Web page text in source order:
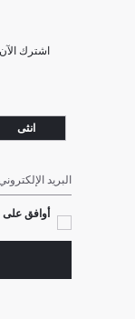
اشترك
انثى
البريد الإلكتروني
أوافق